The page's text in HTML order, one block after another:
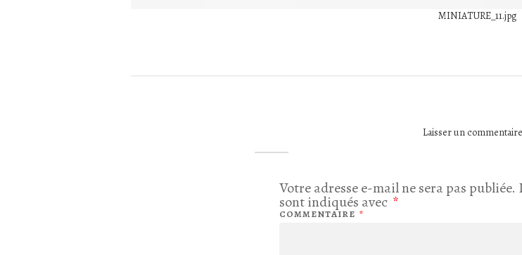
MINIATURE_11.jpg
Laisser un commentaire
Votre adresse e-mail ne sera pas publiée.
sont indiqués avec *
COMMENTAIRE *